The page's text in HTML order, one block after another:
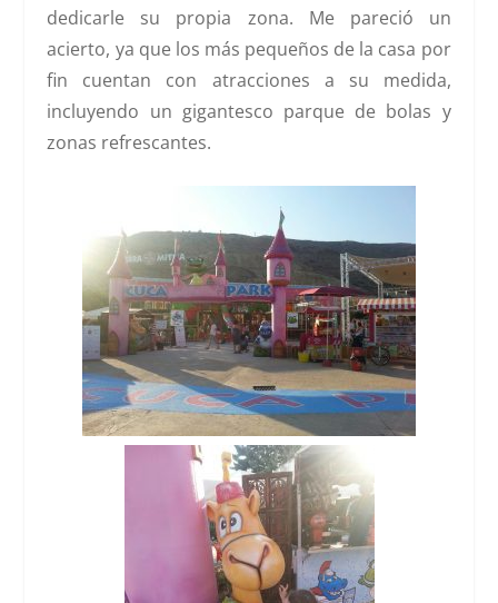
dedicarle su propia zona. Me pareció un
acierto, ya que los más pequeños de la casa por
fin cuentan con atracciones a su medida,
incluyendo un gigantesco parque de bolas y
zonas refrescantes.